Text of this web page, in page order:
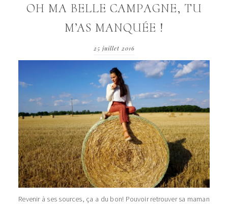
OH MA BELLE CAMPAGNE, TU
M’AS MANQUÉE !
25 juillet 2016
Revenir à ses sources, ça a du bon! Pouvoir retrouver sa maman